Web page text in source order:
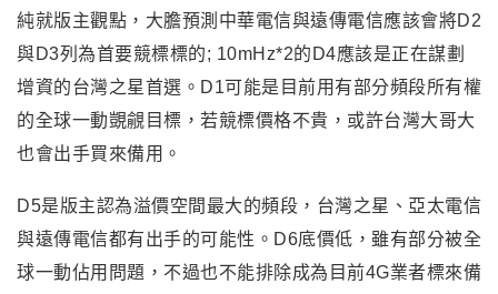
純就版主觀點 ，大膽預測中華電信與遠傳電信應該會將D2
與D3列為首要競標標的; 10mHz*2的D4應該是正在謀劃
增資的台灣之星首選 。D1可能是目前用有部分頻段所有權
的全球一動覬覦目標 ，若競標價格不貴 ，或許台灣大哥大
也會出手買來備用 。
D5是版主認為溢價空間最大的頻段 ，台灣之星 、亞太電信
與遠傳電信都有出手的可能性 。 D6底價低 ，雖有部分被全
球一動佔用問題 ，不過也不能排除成為目前4G業者標來備